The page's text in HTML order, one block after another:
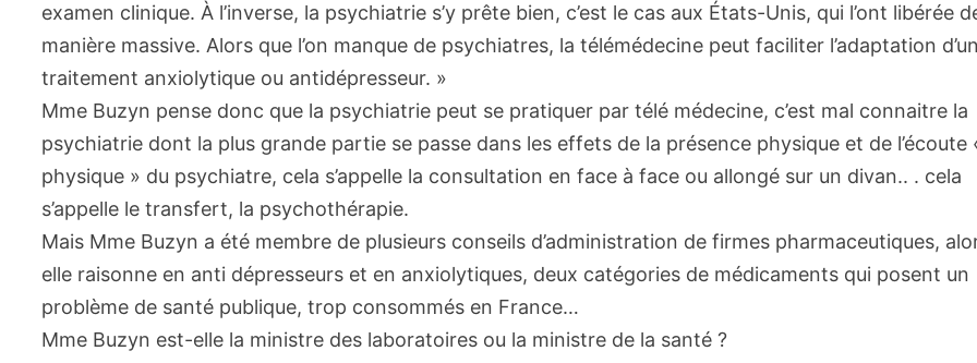
examen clinique. À l’inverse, la psychiatrie s’y prête bien, c’est le cas aux États-Unis, qui l’ont libérée
manière massive. Alors que l’on manque de psychiatres, la télémédecine peut faciliter l’adaptation d’un
traitement anxiolytique ou antidépresseur. »
Mme Buzyn pense donc que la psychiatrie peut se pratiquer par télé médecine, c’est mal connaitre la
psychiatrie dont la plus grande partie se passe dans les effets de la présence physique et de l’écoute
physique » du psychiatre, cela s’appelle la consultation en face à face ou allongé sur un divan.. . cela
s’appelle le transfert, la psychothérapie.
Mais Mme Buzyn a été membre de plusieurs conseils d’administration de firmes pharmaceutiques,
elle raisonne en anti dépresseurs et en anxiolytiques, deux catégories de médicaments qui posent un
problème de santé publique, trop consommés en France…
Mme Buzyn est-elle la ministre des laboratoires ou la ministre de la santé ?